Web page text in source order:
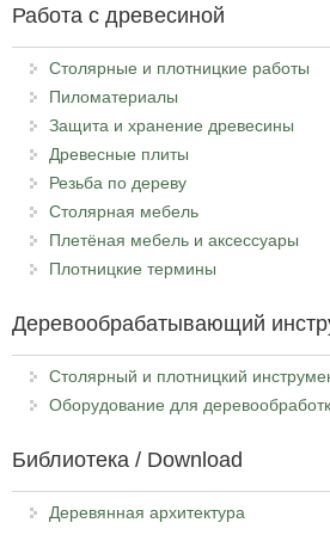
Работа с древесиной
Столярные и плотницкие работы
Пиломатериалы
Защита и хранение древесины
Древесные плиты
Резьба по дереву
Столярная мебель
Плетёная мебель и аксессуары
Плотницкие термины
Деревообрабатывающий
Столярный и плотницкий
Оборудование для
Библиотека / Download
Деревянная архитектура